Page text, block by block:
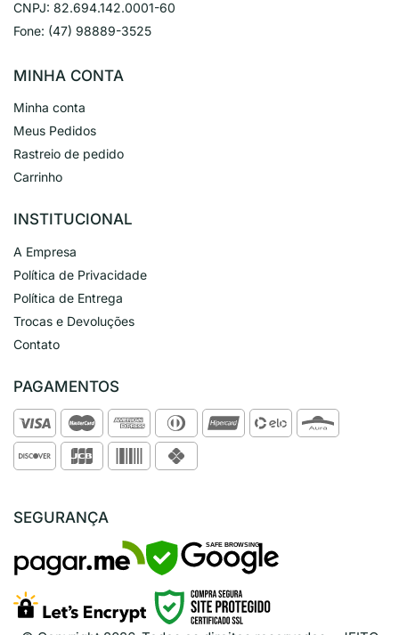
CNPJ: 82.694.142.0001-60
Fone: (47) 98889-3525
MINHA CONTA
Minha conta
Meus Pedidos
Rastreio de pedido
Carrinho
INSTITUCIONAL
A Empresa
Política de Privacidade
Política de Entrega
Trocas e Devoluções
Contato
PAGAMENTOS
SEGURANÇA
SAFE BROWSING